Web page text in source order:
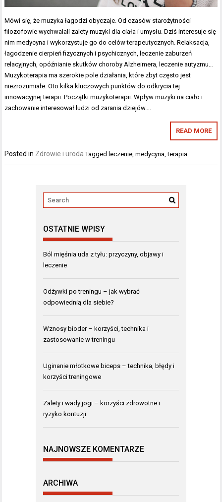
Mówi się, że muzyka łagodzi obyczaje. Od czasów starożytności
filozofowie wychwalali zalety muzyki dla ciała i umysłu. Dziś interesuje się
nim medycyna i wykorzystuje go do celów terapeutycznych. Relaksacja,
łagodzenie cierpień fizycznych i psychicznych, leczenie zaburzeń
relacyjnych, opóźnianie skutków choroby Alzheimera, leczenie autyzmu…
Muzykoterapia ma szerokie pole działania, które zbyt często jest
niezrozumiałe. Oto kilka kluczowych punktów do odkrycia tej
innowacyjnej terapii. Początki muzykoterapii. Wpływ muzyki na ciało i
zachowanie interesował ludzi od zarania dziejów….
READ MORE
Posted in Zdrowie i uroda Tagged leczenie,medycyna,terapia
OSTATNIE WPISY
Ból mięśnia uda z tyłu: przyczyny, objawy i
leczenie
Odżywki po treningu – jak wybrać
odpowiednią dla siebie?
Wznosy bioder – korzyści, technika i
zastosowanie w treningu
Uginanie młotkowe biceps – technika, błędy i
korzyści treningowe
Zalety i wady jogi – korzyści zdrowotne i
ryzyko kontuzji
NAJNOWSZE KOMENTARZE
ARCHIWA